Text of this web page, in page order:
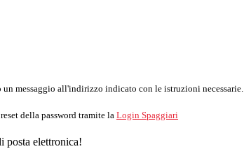
un messaggio all'indirizzo indicato con le istruzioni necessarie.
della password tramite la Login Spaggiari
posta elettronica!